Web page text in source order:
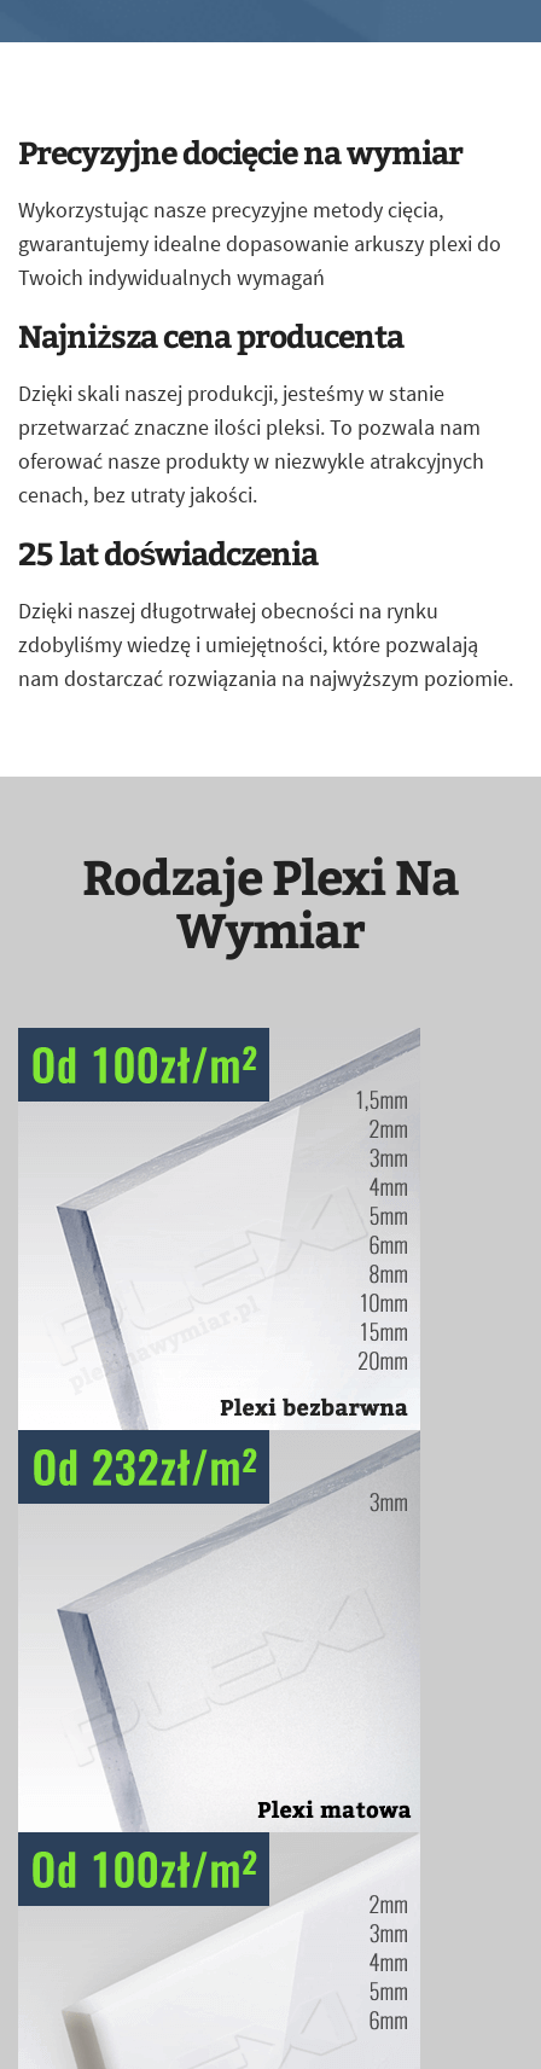
Precyzyjne docięcie na wymiar
Wykorzystując nasze precyzyjne metody cięcia,
gwarantujemy idealne dopasowanie arkuszy plexi do
Twoich indywidualnych wymagań
Najniższa cena producenta
Dzięki skali naszej produkcji, jesteśmy w stanie
przetwarzać znaczne ilości pleksi. To pozwala nam
oferować nasze produkty w niezwykle atrakcyjnych
cenach, bez utraty jakości.
25 lat doświadczenia
Dzięki naszej długotrwałej obecności na rynku
zdobyliśmy wiedzę i umiejętności, które pozwalają
nam dostarczać rozwiązania na najwyższym poziomie.
Rodzaje Plexi Na
Wymiar